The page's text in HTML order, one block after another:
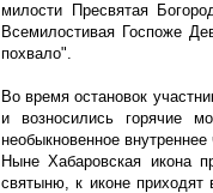
милости Пресвятая
Всемилостивая Госпоже
похвало".
Во время остановок
и возносились горячие
необыкновенное
Ныне Хабаровская икона
святыню, к иконе